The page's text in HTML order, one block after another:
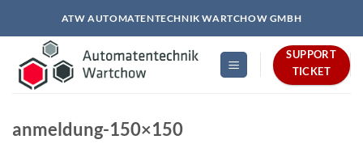
springen
ATW AUTOMATENTECHNIK WARTCHOW GMBH
SUPPORT
TICKET
anmeldung-150×150